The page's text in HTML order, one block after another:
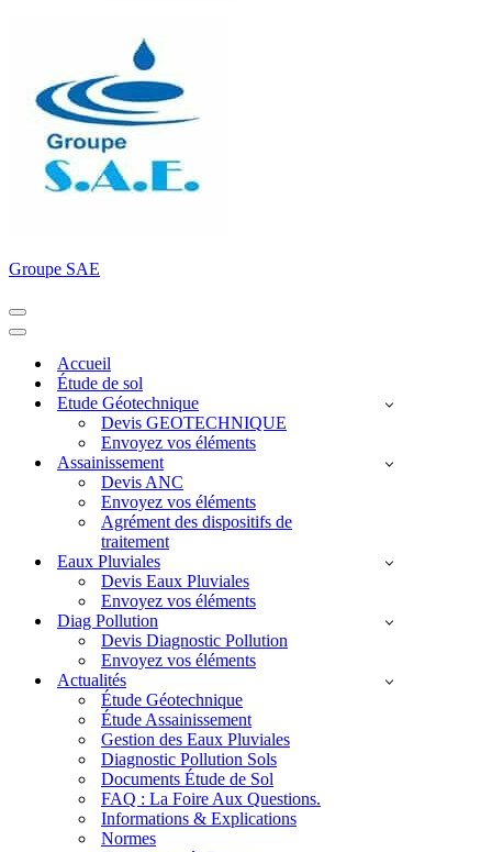
Groupe SAE
Menu
de
Menu
navigationAccueil
Étude de sol
Etude Géotechnique
Devis GEOTECHNIQUE
Envoyez vos éléments
Assainissement
Devis ANC
Envoyez vos éléments
Agrément des dispositifs de
traitement
Eaux Pluviales
Devis Eaux Pluviales
Envoyez vos éléments
Diag Pollution
Devis Diagnostic Pollution
Envoyez vos éléments
Actualités
Étude Géotechnique
Étude Assainissement
Gestion des Eaux Pluviales
Diagnostic Pollution Sols
Documents Étude de Sol
FAQ : La Foire Aux Questions.
Informations & Explications
Normes